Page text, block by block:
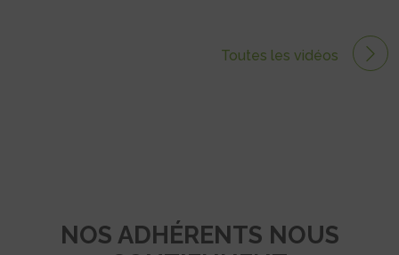
Toutes les vidéos
NOS ADHÉRENTS NOUS